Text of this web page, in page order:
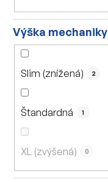
Výška mechaniky
Slim (znížená) 2
Štandardná 1
XL (zvýšená) 0